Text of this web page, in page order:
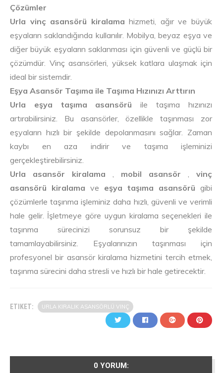
Çözümler
Urla vinç asansörü kiralama hizmeti, ağır ve büyük
eşyaların saklandığında kullanılır. Mobilya, beyaz eşya ve
diğer büyük eşyaların saklanması için güvenli ve güçlü bir
çözümdür. Vinç asansörleri, yüksek katlara ulaşmak için
ideal bir sistemdir.
Eşya Asansör Taşıma ile Taşıma Hızınızı Arttırın
Urla eşya taşıma asansörü ile taşıma hızınızı
artırabilirsiniz. Bu asansörler, özellikle taşınması zor
eşyaların hızlı bir şekilde depolanmasını sağlar. Zaman
kaybı en aza indirir ve taşıma işleminizi
gerçekleştirebilirsiniz.
Urla asansör kiralama
mobil asansör
vinç
asansörü kiralama ve eşya taşıma asansörü gibi
çözümlerle taşınma işleminiz daha hızlı, güvenli ve verimli
hale gelir. İşletmeye göre uygun kiralama seçenekleri ile
taşınma sürecinizi sorunsuz bir şekilde
tamamlayabilirsiniz. Eşyalarınızın taşınması için
profesyonel bir asansör kiralama hizmetini tercih etmek,
taşınma sürecini daha stresli ve hızlı bir hale getirecektir.
ETIKET: URLA KIRALIK ASANSÖRLÜ VINÇ
0 YORUM: